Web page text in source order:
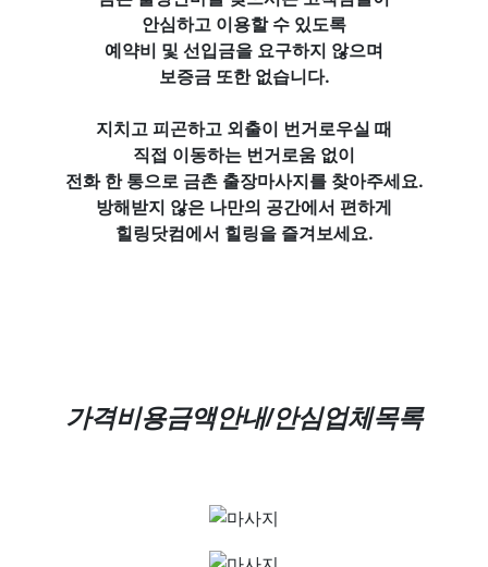
안심하고 이용할 수 있도록
예약비 및 선입금을 요구하지 않으며
보증금 또한 없습니다.
지치고 피곤하고 외출이 번거로우실 때
직접 이동하는 번거로움 없이
전화 한 통으로 금촌 출장마사지를 찾아주세요.
방해받지 않은 나만의 공간에서 편하게
힐링닷컴에서 힐링을 즐겨보세요.
가격비용금액안내/안심업체목록